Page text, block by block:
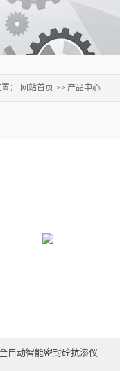
： 网站首页 >> 产品中心
自动智能密封砼抗渗仪